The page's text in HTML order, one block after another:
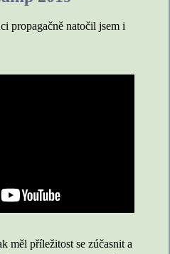
propagačně natočil jsem i
měl příležitost se zúčasnit a